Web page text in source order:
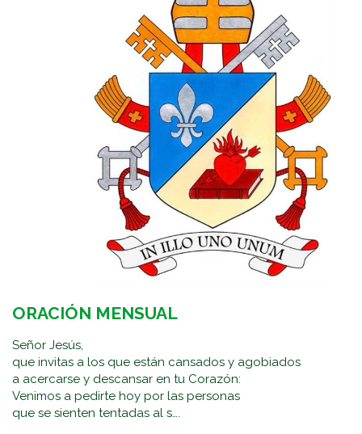
ORACIÓN MENSUAL
Señor Jesús,
que invitas a los que están cansados y agobiados
a acercarse y descansar en tu Corazón:
Venimos a pedirte hoy por las personas
que se sienten tentadas al s….